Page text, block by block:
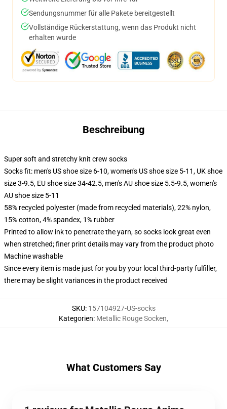
Sendungsnummer für alle Pakete bereitgestellt
Vollständige Rückerstattung, wenn das Produkt nicht
erhalten wurde
Beschreibung
Super soft and stretchy knit crew socks
Socks fit: men's US shoe size 6-10, women's US shoe size 5-11, UK shoe
size 3-9.5, EU shoe size 34-42.5, men's AU shoe size 5.5-9.5, women's
AU shoe size 5-11
58% recycled polyester (made from recycled materials), 22% nylon,
15% cotton, 4% spandex, 1% rubber
Printed to allow ink to penetrate the yarn, so socks look great even
when stretched; finer print details may vary from the product photo
Machine washable
Since every item is made just for you by your local third-party fulfiller,
there may be slight variances in the product received
SKU: 157104927-US-socks
Kategorien: Metallic Rouge Socken,
What Customers Say